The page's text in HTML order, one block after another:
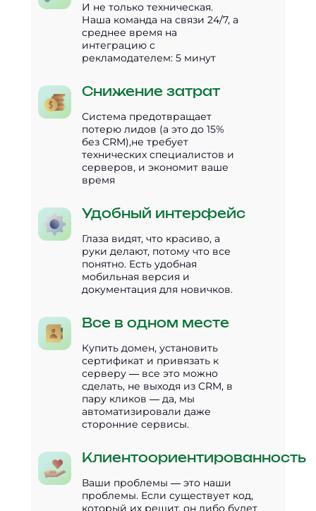
И не только техническая.
Наша команда на связи 24/7, а
среднее время на
интеграцию с
рекламодателем: 5 минут
Снижение затрат
Система предотвращает
потерю лидов (а это до 15%
без CRM),не требует
технических специалистов и
серверов, и экономит ваше
время
Удобный интерфейс
Глаза видят, что красиво, а
руки делают, потому что все
понятно. Есть удобная
мобильная версия и
документация для новичков.
Все в одном месте
Купить домен, установить
сертификат и привязать к
серверу — все это можно
сделать, не выходя из CRM, в
пару кликов — да, мы
автоматизировали даже
сторонние сервисы.
Клиентоориентированность
Ваши проблемы — это наши
проблемы. Если существует код,
который их решит, он либо будет